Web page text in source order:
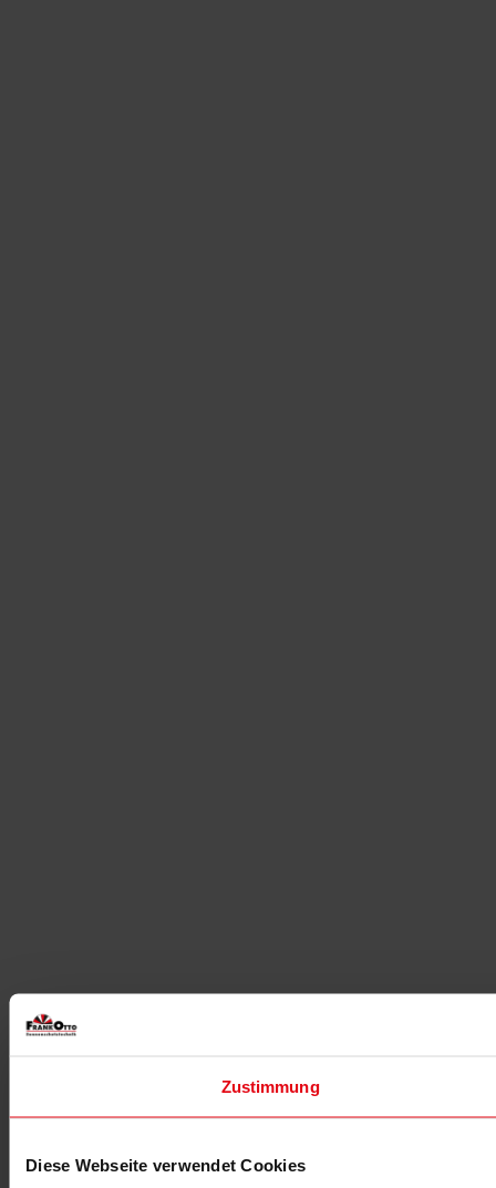
Zustimmung
Diese Webseite verwendet Cookies